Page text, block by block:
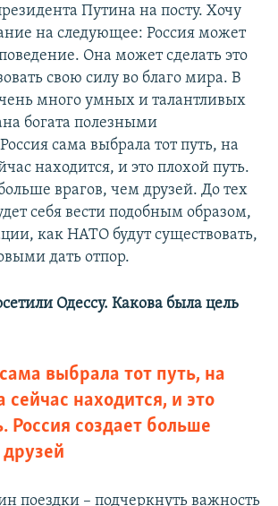
Путина на посту. Хочу
на следующее: Россия может
Она может сделать это
свою силу во благо мира. В
много умных и талантливых
богата полезными
сама выбрала тот путь, на
находится, и это плохой путь.
врагов, чем друзей. До тех
себя вести подобным образом,
как НАТО будут существовать,
дать отпор.
Одессу. Какова была цель
выбрала тот путь, на
сейчас находится, и это
Россия создает больше
поездки – подчеркнуть важность